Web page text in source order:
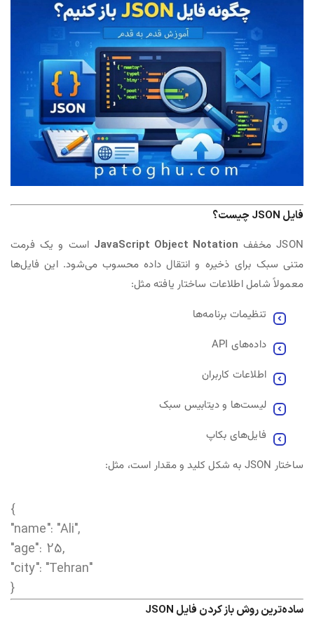
فایل JSON چیست؟
JSON مخفف
JavaScript Object Notation است و یک فرمت
متنی سبک برای ذخیره و انتقال داده محسوب می‌شود. این فایل‌ها
معمولاً شامل اطلاعات ساختار یافته مثل:
تنظیمات برنامه‌ها
داده‌های API
اطلاعات کاربران
لیست‌ها و دیتابیس سبک
فایل‌های بکاپ
ساختار JSON به شکل کلید و مقدار است، مثل:
{
"name": "Ali",
"age": 25,
"city": "Tehran"
}
ساده‌ترین روش باز کردن فایل JSON